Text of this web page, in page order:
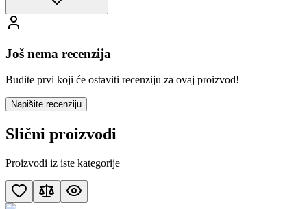
Još nema recenzija
Budite prvi koji će ostaviti recenziju za ovaj proizvod!
Napišite recenziju
Slični proizvodi
Proizvodi iz iste kategorije